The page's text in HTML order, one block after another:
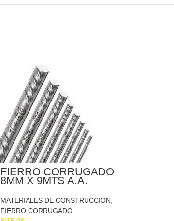
FIERRO CORRUGADO
8MM X 9MTS A.A.
MATERIALES DE CONSTRUCCION
FIERRO CORRUGADO